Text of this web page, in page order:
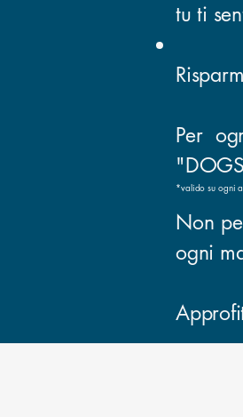
tu ti
Per
*valido su ogni
Non
ogni